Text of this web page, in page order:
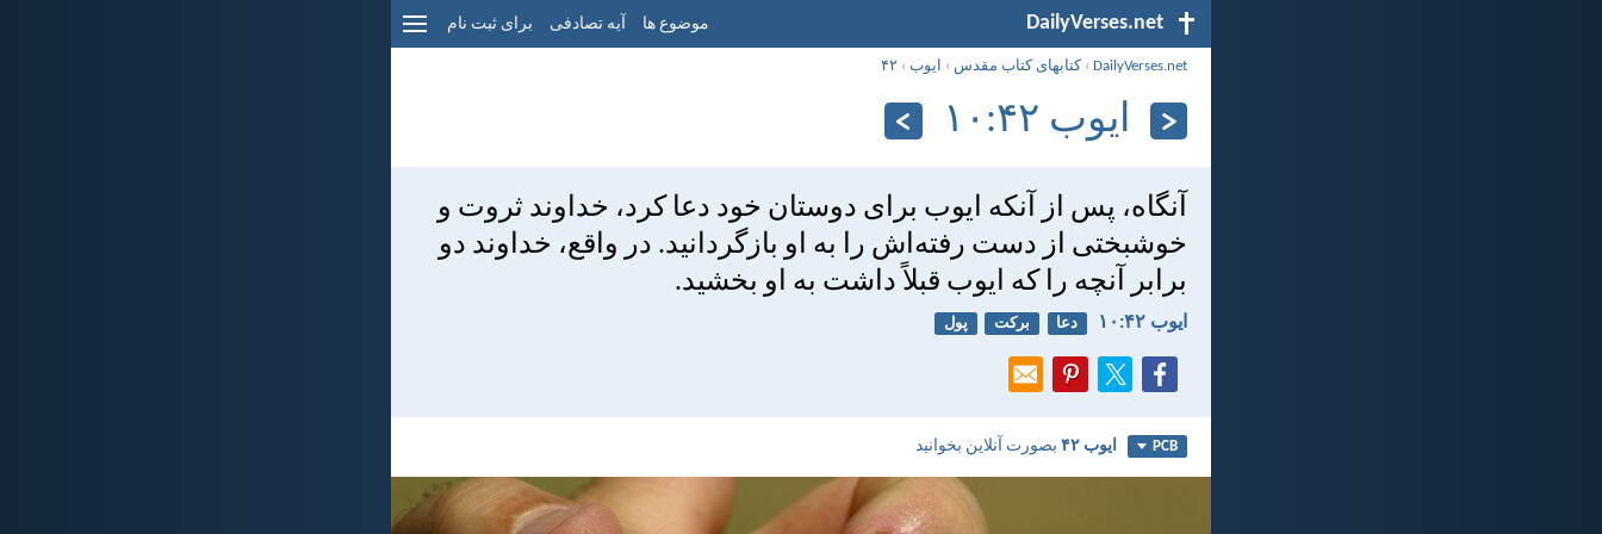
DailyVerses.net موضوع ها آیه تصادفی برای ثبت نام
DailyVerses.net
›کتابهای کتاب مقدس › ايوب ›۴۲
ايوب ۴۲:‏۱۰
آنگاه، پس از آنكه ايوب برای دوستان خود دعا كرد، خداوند ثروت و
خوشبختی از دست رفته‌اش را به او بازگردانيد. در واقع، خداوند دو
برابر آنچه را كه ايوب قبلاً داشت به او بخشيد.
ايوب ۴۲:‏۱۰ دعا برکت پول
PCB ايوب ۴۲ بصورت آنلاین بخوانید